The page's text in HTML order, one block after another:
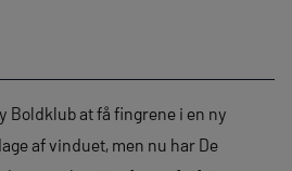
Boldklub at få fingrene i en ny
af vinduet, men nu har De